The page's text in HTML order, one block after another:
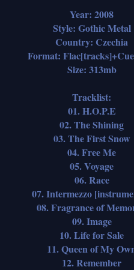
Year: 2008
Style: Gothic Metal
Country: Czechia
Format:
Size: 313mb
Tracklist:
01. H.O.P.E
02. The Shining
03. The First Snow
04. Free Me
05. Voyage
06. Race
07. Intermezzo
08. Fragrance of
09. Image
10. Life for Sale
11. Queen of My
12. Remember